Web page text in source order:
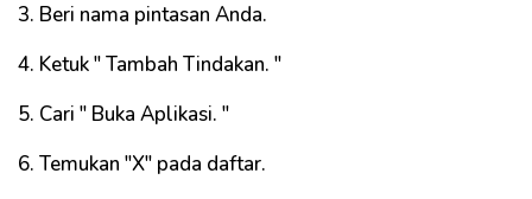
3. Beri nama pintasan Anda.
4. Ketuk " Tambah Tindakan. "
5. Cari " Buka Aplikasi. "
6. Temukan "X" pada daftar.